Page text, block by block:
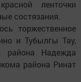
ленточки
состязания.
торжественное
и Тубылгы Тау,
района Надежда
района Ринат